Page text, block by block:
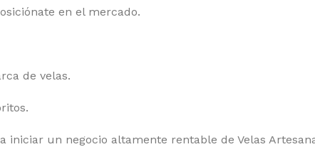
en el mercado.
de velas.
iniciar un negocio altamente rentable de Velas